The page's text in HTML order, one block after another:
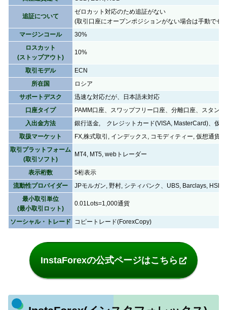
追証について
ゼロカット対応のため追証がない
(取引口座にオープンポジションがない場合は手動でゼ
マージンコール
30%
ロスカット
(ストップアウト)
10%
取引モデル
ECN
所在国
ロシア
サポートデスク
迅速な対応だが、日本語未対応
口座タイプ
PAMM口座、スワップフリー口座、分離口座、スタン
入出金方法
銀行送金, クレジットカード(VISA, MasterCard)、仮
取扱マーケット
FX,株式取引, インデックス, コモディティー, 仮想通貨,
取引プラットフォーム
(取引ソフト)
MT4, MT5, webトレーダー
表示桁数
5桁表示
流動性プロバイダー
JPモルガン, 野村, シティバンク、UBS, Barclays,
最小取引単位
(最小取引ロット)
0.01Lots=1,000通貨
ソーシャル・トレード コピートレード(ForexCopy)
InstaForexの公式ページはこちら